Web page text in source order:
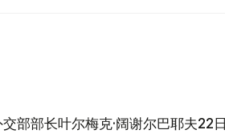
部部长叶尔梅克·阔谢尔巴耶夫22日